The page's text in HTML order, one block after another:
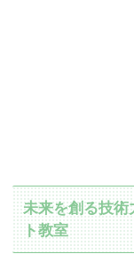
未来を創る技術
ト教室